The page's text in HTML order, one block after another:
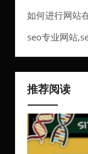
巧。
如何进行网站
排名优化服务
seo专业网站
推荐阅读